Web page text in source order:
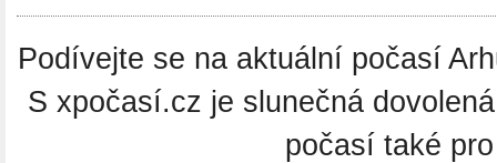
Podívejte se na aktuální počasí
S xpočasí.cz je slunečná
počasí také